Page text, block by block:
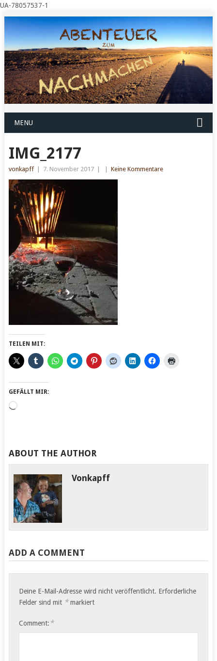
UA-78057537-1
MENU
IMG_2177
vonkapff 7. November 2017 Keine Kommentare
TEILEN MIT:
GEFÄLLT MIR:
Wird
ABOUT THE AUTHOR
Vonkapff
ADD A COMMENT
Deine E-Mail-Adresse wird nicht veröffentlicht. Erforderliche
Felder sind mit *markiert
Comment: *